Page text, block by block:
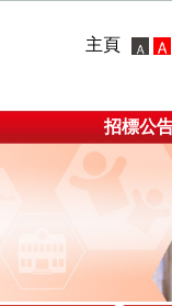
主頁
招標公